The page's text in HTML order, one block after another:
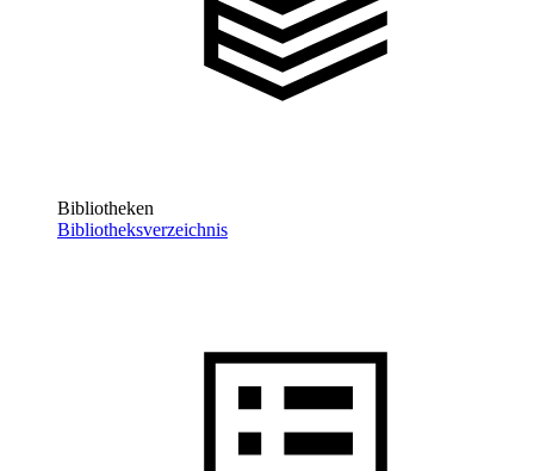
Bibliotheken
Bibliotheksverzeichnis